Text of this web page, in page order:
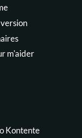
m'aider
Kontente